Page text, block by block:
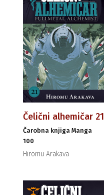
Čelični alhemičar 21
Čarobna knjiga Manga
100
Hiromu Arakava